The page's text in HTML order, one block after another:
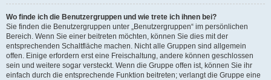
Wo finde ich die Benutzergruppen und wie trete ich ihnen bei?
Sie finden die Benutzergruppen unter „Benutzergruppen“ im persönlichen
Bereich. Wenn Sie einer beitreten möchten, können Sie dies mit der
entsprechenden Schaltfläche machen. Nicht alle Gruppen sind allgemein
offen. Einige erfordern erst eine Freischaltung, andere können geschlossen
sein und weitere sogar versteckt. Wenn die Gruppe offen ist, können Sie ihr
einfach durch die entsprechende Funktion beitreten; verlangt die Gruppe eine